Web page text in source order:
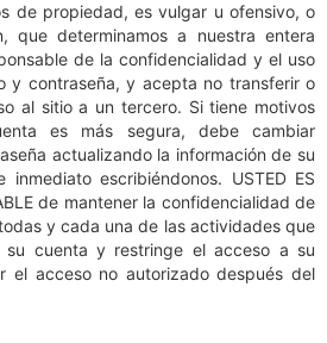
de propiedad, es vulgar u ofensivo, o
que determinamos a nuestra entera
de la confidencialidad y el uso
y contraseña, y acepta no transferir o
al sitio a un tercero. Si tiene motivos
es más segura, debe cambiar
actualizando la información de su
escribiéndonos. USTED ES
de mantener la confidencialidad de
y cada una de las actividades que
cuenta y restringe el acceso a su
el acceso no autorizado después del